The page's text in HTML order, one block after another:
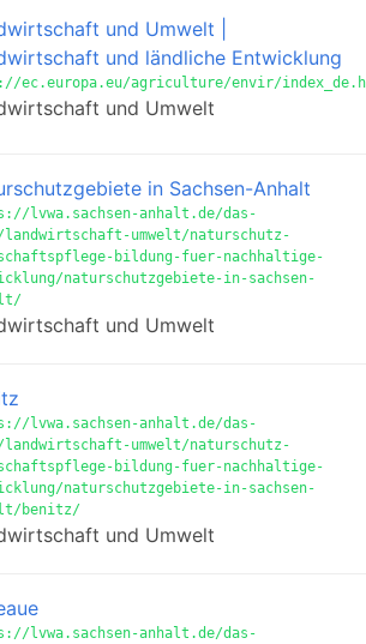
und Umwelt |
und ländliche Entwicklung
ec.europa.eu/agriculture/envir/
und Umwelt
in Sachsen-Anhalt
lvwa.sachsen-anhalt.de/das-
landwirtschaft-umwelt/naturschutz-
bildung-fuer-nachhaltige-
naturschutzgebiete-in-sachsen-
und Umwelt
lvwa.sachsen-anhalt.de/das-
landwirtschaft-umwelt/naturschutz-
bildung-fuer-nachhaltige-
naturschutzgebiete-in-sachsen-
benitz/
und Umwelt
lvwa.sachsen-anhalt.de/das-